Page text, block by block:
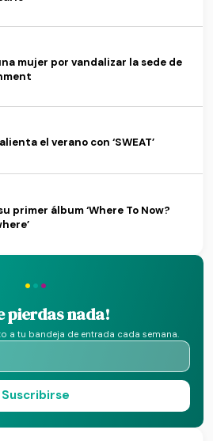
mujer por vandalizar la sede de
el verano con ‘SWEAT’
primer álbum ‘Where To Now?
···
pierdas nada!
a tu bandeja de entrada cada semana.
Suscribirse